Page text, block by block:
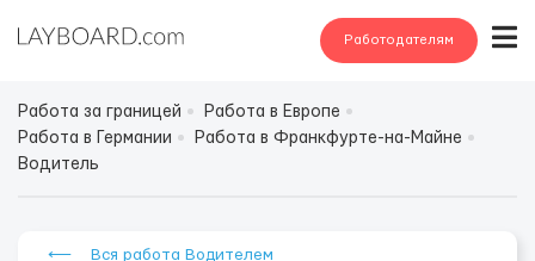
Работодателям
Работа за границей
Работа в Европе
Работа в Германии
Работа в Франкфурте-на-Майне
Водитель
⟵ Вся работа Водителем